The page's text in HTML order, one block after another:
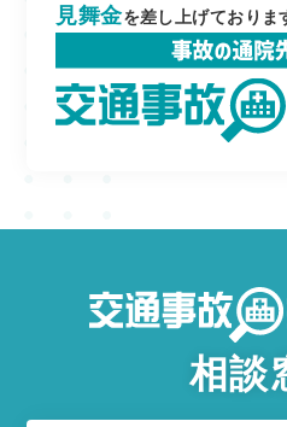
見舞金を差し上げておりま
相談